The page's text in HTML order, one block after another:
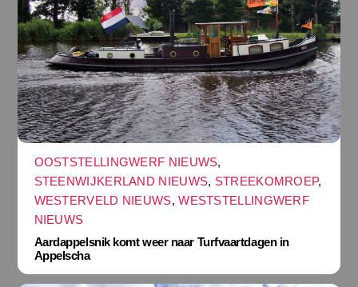
OOSTSTELLINGWERF NIEUWS,
STEENWIJKERLAND NIEUWS, STREEKOMROEP,
WESTERVELD NIEUWS,WESTSTELLINGWERF
NIEUWS
Aardappelsnik komt weer naar Turfvaartdagen in
Appelscha